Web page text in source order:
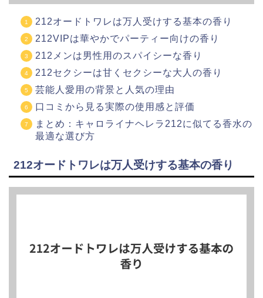
212オードトワレは万人受けする基本の香り
212VIPは華やかでパーティー向けの香り
212メンは男性用のスパイシーな香り
212セクシーは甘くセクシーな大人の香り
芸能人愛用の背景と人気の理由
口コミから見る実際の使用感と評価
まとめ：キャロライナヘレラ212に似てる香水の
最適な選び方
212オードトワレは万人受けする基本の香り